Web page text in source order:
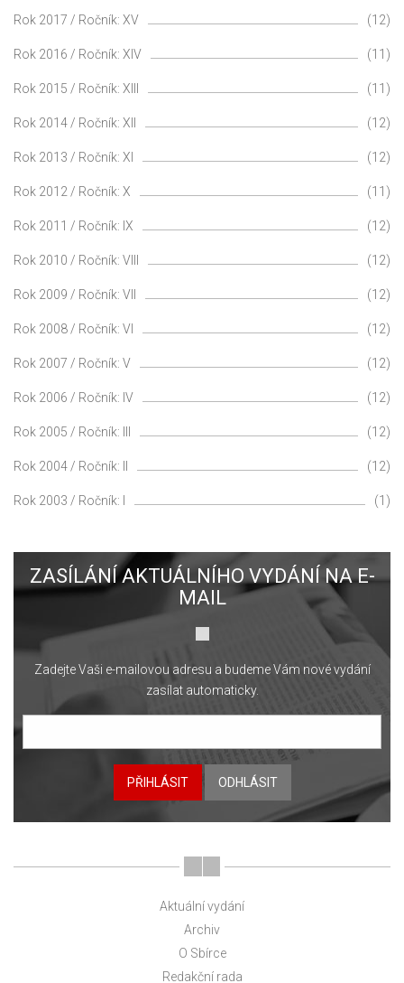
Rok 2017 / Ročník: XV (12)
Rok 2016 / Ročník: XIV (11)
Rok 2015 / Ročník: XIII (11)
Rok 2014 / Ročník: XII (12)
Rok 2013 / Ročník: XI (12)
Rok 2012 / Ročník: X (11)
Rok 2011 / Ročník: IX (12)
Rok 2010 / Ročník: VIII (12)
Rok 2009 / Ročník: VII (12)
Rok 2008 / Ročník: VI (12)
Rok 2007 / Ročník: V (12)
Rok 2006 / Ročník: IV (12)
Rok 2005 / Ročník: III (12)
Rok 2004 / Ročník: II (12)
Rok 2003 / Ročník: I (1)
ZASÍLÁNÍ AKTUÁLNÍHO VYDÁNÍ NA E-
MAIL
Zadejte Vaši e-mailovou adresu a budeme Vám nové vydání
zasílat automaticky.
PŘIHLÁSIT ODHLÁSIT
Aktuální vydání
Archiv
O Sbírce
Redakční rada